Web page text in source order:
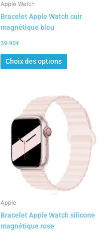
Apple Watch
Bracelet Apple Watch cuir
magnétique bleu
39.90€
Choix des options
la
produit
Apple
Bracelet Apple Watch silicone
magnétique rose
Ce
produit
a
plusieurs
variations.
Les
options
peuvent
être
la